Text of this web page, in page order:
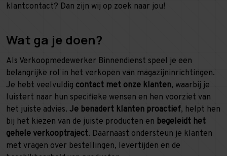
klantcontact? Dan zijn wij op zoek naar jou!
Wat ga je doen?
Als Verkoopmedewerker Binnendienst speel je een
belangrijke rol in het verkopen van magazijninrichtingen.
Je hebt veelvuldig contact met onze klanten, waarbij je
luistert naar hun specifieke wensen en hen voorziet van
het juiste advies. Je benadert klanten proactief, helpt hen
bij het kiezen van de juiste producten en begeleidt het
gehele verkooptraject. Daarnaast ondersteun je klanten
met vragen over bestellingen, levertijden en de